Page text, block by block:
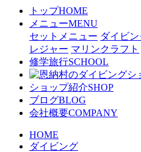
トップHOME
メニューMENU
セットメニュー ダイビ
レジャー マリンクラフト
修学旅行SCHOOL
ショップ紹介SHOP
ブログBLOG
会社概要COMPANY
HOME
ダイビング